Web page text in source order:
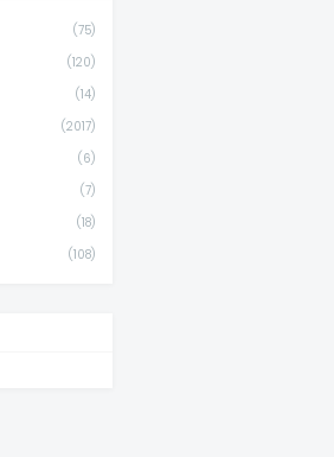
(75)
(120)
(14)
(2017)
(6)
(7)
(18)
(108)